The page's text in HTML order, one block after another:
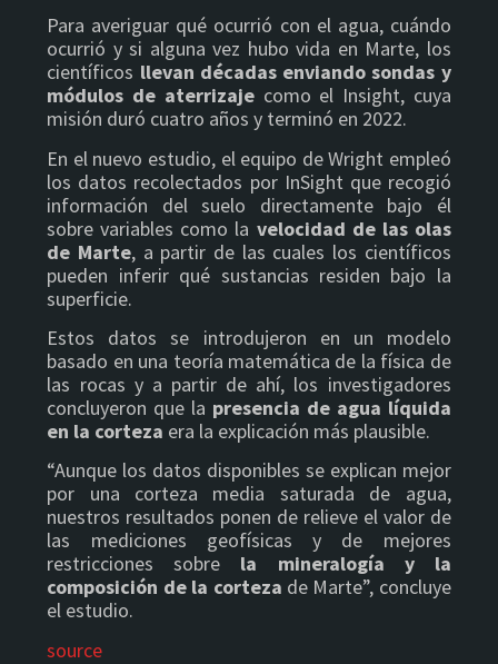
Para averiguar qué ocurrió con el agua, cuándo
ocurrió y si alguna vez hubo vida en Marte, los
científicos llevan décadas enviando sondas y
módulos de aterrizajecomo el Insight, cuya
misión duró cuatro años y terminó en 2022.
En el nuevo estudio, el equipo de Wright empleó
los datos recolectados por InSight que recogió
información del suelo directamente bajo él
sobre variables como la velocidad de las olas
de Marte, a partir de las cuales los científicos
pueden inferir qué sustancias residen bajo la
superficie.
Estos datos se introdujeron en un modelo
basado en una teoría matemática de la física de
las rocas y a partir de ahí, los investigadores
concluyeron que la presencia de agua líquida
en la corteza era la explicación más plausible.
“Aunque los datos disponibles se explican mejor
por una corteza media saturada de agua,
nuestros resultados ponen de relieve el valor de
las mediciones geofísicas y de mejores
restricciones sobre la mineralogía y la
composición de la corteza de Marte”, concluye
el estudio.
source